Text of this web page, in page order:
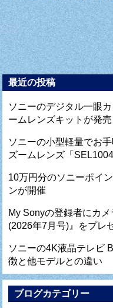
最近の投稿
ソニーのデジタル一眼
ームレンズキットが発売
ソニーの小型軽量でお
ズームレンズ「
10万円分のソニーポイ
ンが開催
My Sonyの登録者にカ
(2026年7月号)』をプレ
ソニーの4K液晶テレビ
徴と他モデルとの違い
ブログカテゴリー